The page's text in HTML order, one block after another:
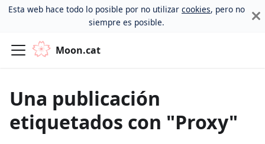
Esta web hace todo lo posible por no utilizar cookies, pero no
siempre es posible.
Moon.cat
Una publicación
etiquetados con "Proxy"